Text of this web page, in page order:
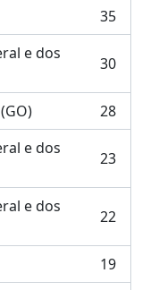
35
e dos
30
28
e dos
23
e dos
22
19